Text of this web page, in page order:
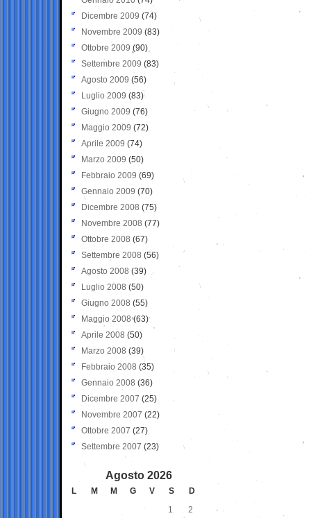
Dicembre 2009 (74)
Novembre 2009 (83)
Ottobre 2009 (90)
Settembre 2009 (83)
Agosto 2009 (56)
Luglio 2009 (83)
Giugno 2009 (76)
Maggio 2009 (72)
Aprile 2009 (74)
Marzo 2009 (50)
Febbraio 2009 (69)
Gennaio 2009 (70)
Dicembre 2008 (75)
Novembre 2008 (77)
Ottobre 2008 (67)
Settembre 2008 (56)
Agosto 2008 (39)
Luglio 2008 (50)
Giugno 2008 (55)
Maggio 2008(63)
Aprile 2008 (50)
Marzo 2008 (39)
Febbraio 2008 (35)
Gennaio 2008 (36)
Dicembre 2007 (25)
Novembre 2007 (22)
Ottobre 2007 (27)
Settembre 2007 (23)
Agosto 2026
L M M G V S
D
1
2